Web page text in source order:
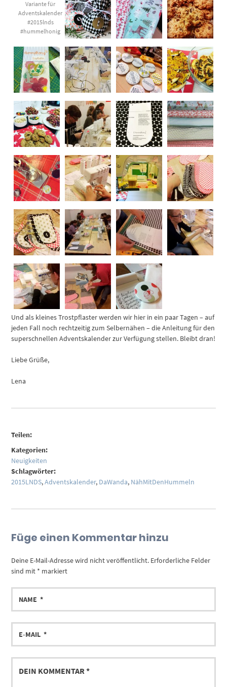
Variante für
Adventskalender
#2015lnds
#hummelhonig
Und als kleines Trostpflaster werden wir hier in ein paar Tagen – auf
jeden Fall noch rechtzeitig zum Selbernähen – die Anleitung für den
superschnellen Adventskalender zur Verfügung stellen. Bleibt dran!
Liebe Grüße,
Lena
Teilen:
Kategorien:
Neuigkeiten
Schlagwörter:
2015LNDS,Adventskalender, DaWanda, NähMitDenHummeln
Füge einen Kommentar hinzu
Deine E-Mail-Adresse wird nicht veröffentlicht. Erforderliche Felder
sind mit * markiert
NAME
E-
MAIL
DEIN
KOMMENTAR